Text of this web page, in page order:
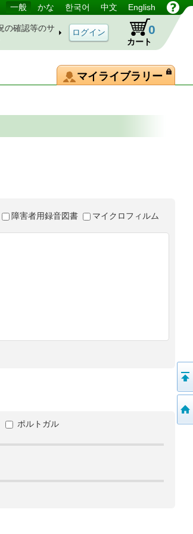
一般 かな 한국어 中文 English
の確認等のサ
カート
0
マイライブラリー
障害者用録音図書 マイクロフィルム
ポルトガル